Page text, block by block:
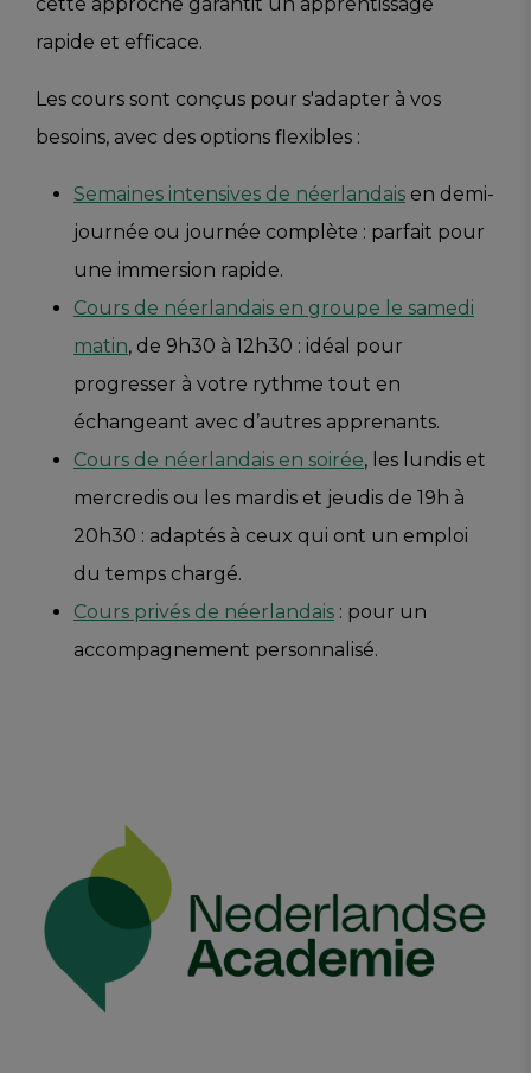
rapide et efficace.
Les cours sont conçus pour s'adapter à vos
besoins, avec des options flexibles :
Semaines intensives de néerlandais en demi-
journée ou journée complète : parfait pour
une immersion rapide.
Cours de néerlandais en groupe le samedi
matin, de 9h30 à 12h30 : idéal pour
progresser à votre rythme tout en
échangeant avec d’autres apprenants.
Cours de néerlandais en soirée, les lundis et
mercredis ou les mardis et jeudis de 19h à
20h30 : adaptés à ceux qui ont un emploi
du temps chargé.
Cours privés de néerlandais : pour un
accompagnement personnalisé.